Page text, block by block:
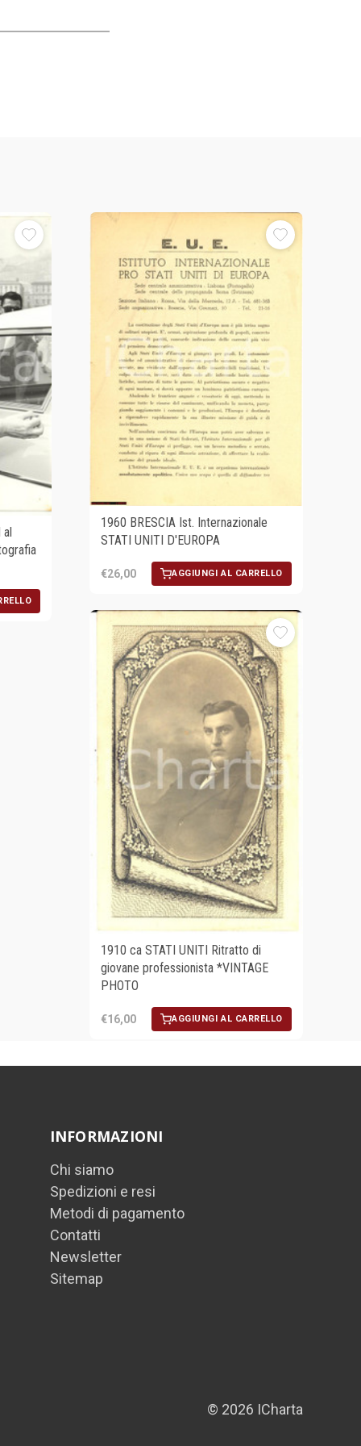
1960 BRESCIA Ist. Internazionale
STATI UNITI D'EUROPA
€26,00 AGGIUNGI AL CARRELLO
1910 ca STATI UNITI Ritratto di
giovane professionista *VINTAGE
PHOTO
€16,00 AGGIUNGI AL CARRELLO
INFORMAZIONI
Chi siamo
Spedizioni e resi
Metodi di pagamento
Contatti
Newsletter
Sitemap
© 2026 ICharta